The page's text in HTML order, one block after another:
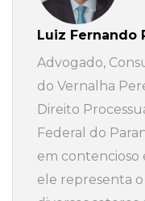
Luiz Fernando
Advogado,
do Vernalha
Direito
Federal do
em contencioso
ele representa